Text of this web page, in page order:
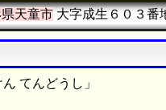
天童市大字成生６０３番
てんどうし」